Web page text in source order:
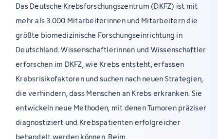
Das Deutsche Krebsforschungszentrum (DKFZ) ist mit
mehr als 3.000 Mitarbeiterinnen und Mitarbeitern die
größte biomedizinische Forschungseinrichtung in
Deutschland. Wissenschaftlerinnen und Wissenschaftler
erforschen im DKFZ, wie Krebs entsteht, erfassen
Krebsrisikofaktoren und suchen nach neuen Strategien,
die verhindern, dass Menschen an Krebs erkranken. Sie
entwickeln neue Methoden, mit denen Tumoren präziser
diagnostiziert und Krebspatienten erfolgreicher